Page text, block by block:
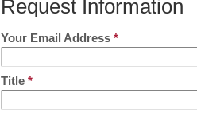
Request Information
Your Email Address *
Title *